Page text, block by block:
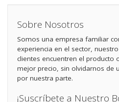
Sobre Nosotros
Somos una empresa familiar
experiencia en el sector,
clientes encuentren el producto
mejor precio, sin olvidarnos de
por nuestra parte.
¡Suscríbete a Nuestro